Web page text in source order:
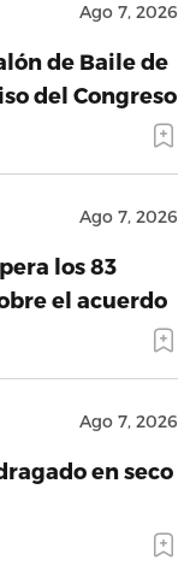
Ago 7, 2026
de Baile de
del Congreso
Ago 7, 2026
los 83
el acuerdo
Ago 7, 2026
en seco